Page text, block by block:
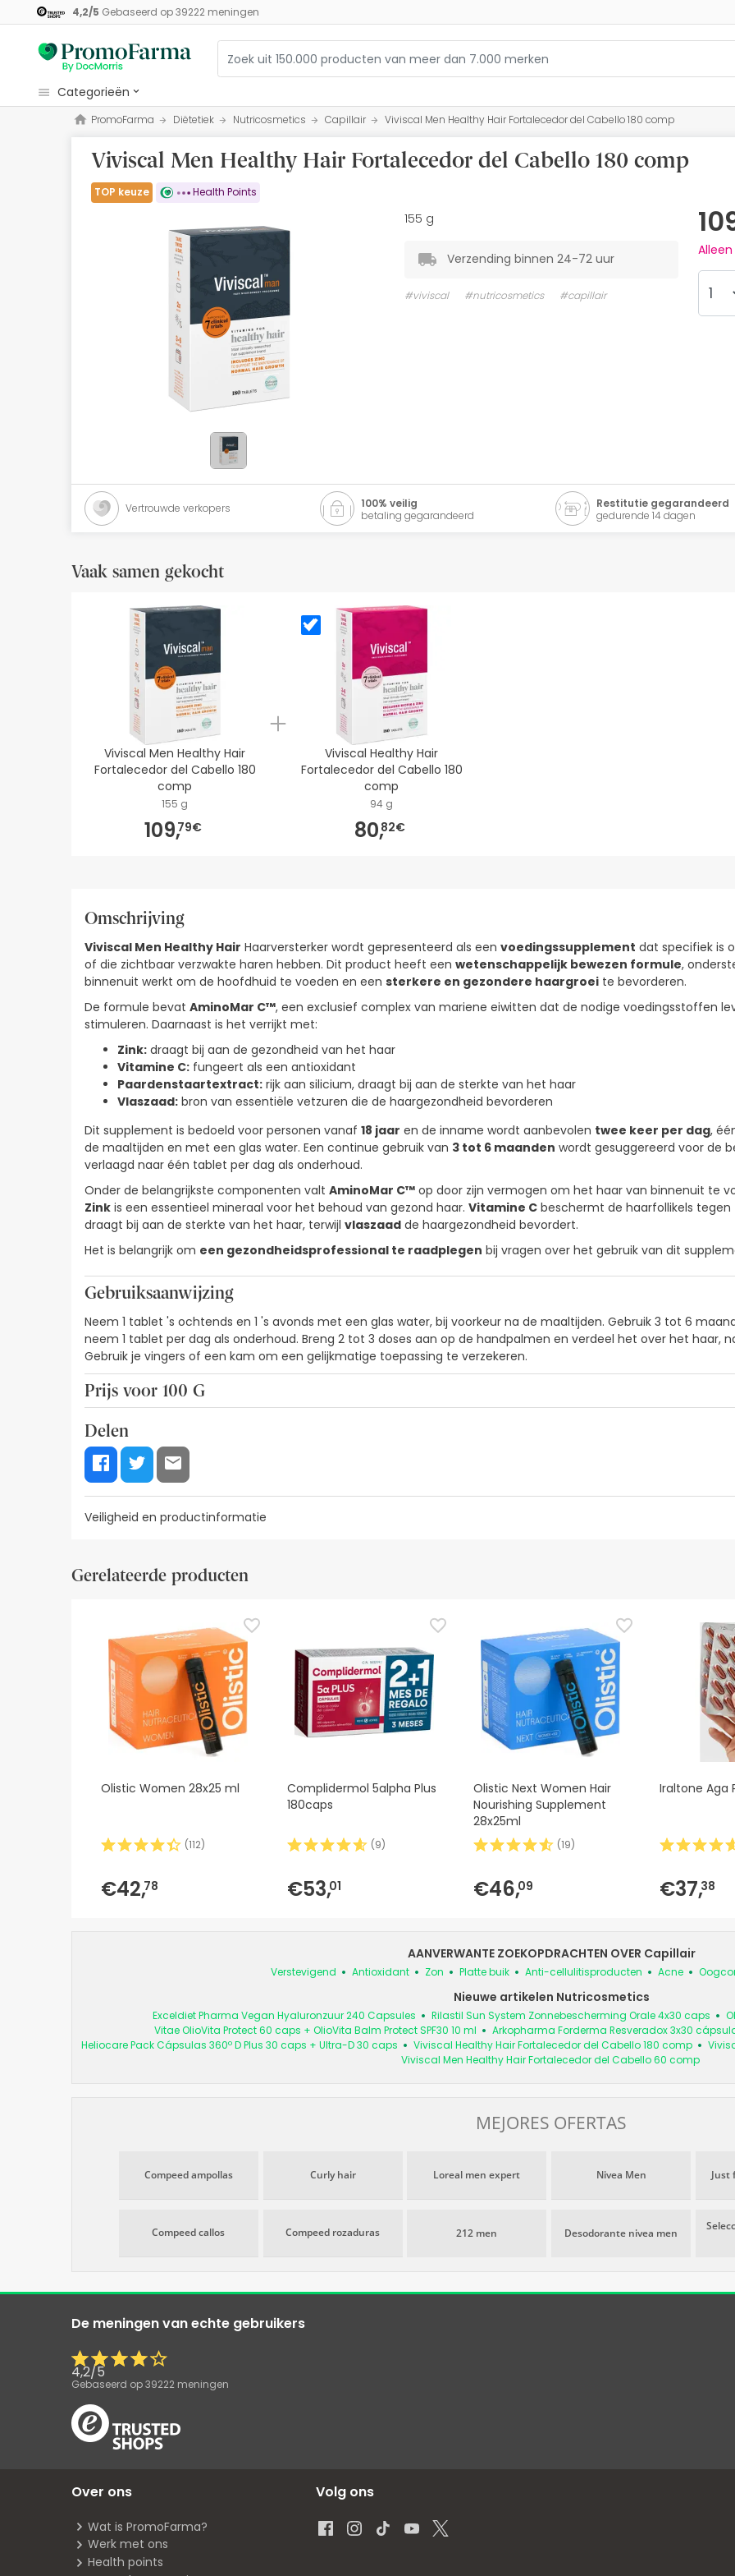
4,2/5 Gebaseerd op39222meningen
categorieën
Cosmetica
Gezondheid
Hygiëne
Natuurlijke cosmetica
Beste verkopers
Health Points
PromoFarma Diëtetiek Nutricosmetics Capillair Viviscal Men Healthy Hair Fortalecedor del Cabello 180 comp
Viviscal Men Healthy Hair Fortalecedor del Cabello 180 comp
TOP keuze Health Points
Alleen
155 g
Verzending binnen 24-72 uur
#viviscal #nutricosmetics #capillair
Vertrouwde verkopers
100% veilig
betaling gegarandeerd
Restitutie gegarandeerd
gedurende 14 dagen
Vaak samen gekocht
Viviscal Men Healthy Hair
Fortalecedor del Cabello 180
comp
155 g
109,79€
Viviscal Healthy Hair
Fortalecedor del Cabello 180
comp
94 g
80,82€
Omschrijving
Viviscal Men Healthy Hair Haarversterker wordt gepresenteerd als een voedingssupplement dat specifiek is
of die zichtbaar verzwakte haren hebben. Dit product heeft een wetenschappelijk bewezen formule,
binnenuit werkt om de hoofdhuid te voeden en een sterkere en gezondere haargroei te bevorderen.
De formule bevat AminoMar C™, een exclusief complex van mariene eiwitten dat de nodige voedingsstoffen
stimuleren. Daarnaast is het verrijkt met:
Zink: draagt bij aan de gezondheid van het haar
Vitamine C: fungeert als een antioxidant
Paardenstaartextract: rijk aan silicium, draagt bij aan de sterkte van het haar
Vlaszaad: bron van essentiële vetzuren die de haargezondheid bevorderen
Dit supplement is bedoeld voor personen vanaf 18 jaar en de inname wordt aanbevolen twee keer per dag,
de maaltijden en met een glas water. Een continue gebruik van 3 tot 6 maanden wordt gesuggereerd voor de
verlaagd naar één tablet per dag als onderhoud.
Onder de belangrijkste componenten valt AminoMar C™ op door zijn vermogen om het haar van binnenuit te
Zink is een essentieel mineraal voor het behoud van gezond haar. Vitamine C beschermt de haarfollikels tegen
draagt bij aan de sterkte van het haar, terwijl vlaszaad de haargezondheid bevordert.
Het is belangrijk om een gezondheidsprofessional te raadplegen bij vragen over het gebruik van dit
Gebruiksaanwijzing
Neem 1 tablet 's ochtends en 1 's avonds met een glas water, bij voorkeur na de maaltijden. Gebruik 3 tot 6
neem 1 tablet per dag als onderhoud. Breng 2 tot 3 doses aan op de handpalmen en verdeel het over het haar,
Gebruik je vingers of een kam om een gelijkmatige toepassing te verzekeren.
Prijs voor 100 G
Delen
Veiligheid en productinformatie
Visuele beveiligingsbronnen
tussentijd raden we je aan de veiligheidsinformatie bij het product te lezen voordat je het gebruikt. Als je vragen
contact met ons op te nemen. Als u wilt, kunt u het product ook retourneren door onze algemene
voorwaarden
Gerelateerde producten
Olistic Women 28x25 ml
(112)
€42,78
Complidermol 5alpha Plus
180caps
(9)
€53,01
Olistic Next Women Hair
Nourishing Supplement
28x25ml
(19)
€46,09
Iraltone Aga
€37,38
AANVERWANTE ZOEKOPDRACHTEN OVER Capillair
Verstevigend Antioxidant Zon Platte buik Anti-cellulitisproducten Acne
Nieuwe artikelen Nutricosmetics
Exceldiet Pharma Vegan Hyaluronzuur 240 Capsules Rilastil Sun System Zonnebescherming Orale 4x30 caps
Vitae OlioVita Protect 60 caps + OlioVita Balm Protect SPF30 10 ml
Arkopharma Forderma Resveradox 3x30
Heliocare Pack Cápsulas 360º D Plus 30 caps + Ultra-D 30 caps
Viviscal Healthy Hair Fortalecedor del Cabello 180 comp
Viviscal Men Healthy Hair Fortalecedor del Cabello 60 comp
MEJORES OFERTAS
Compeed ampollas Curly hair Loreal men expert Nivea Men Just
Compeed callos Compeed rozaduras 212 men Desodorante nivea men
De meningen van echte gebruikers
4,2/5
Gebaseerd op39222 meningen
Over ons
Wat is PromoFarma?
Werk met ons
Health points
Volg ons